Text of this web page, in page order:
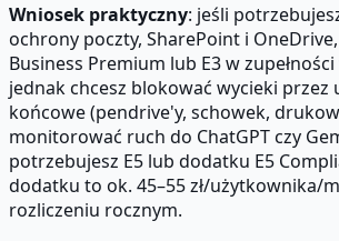
Wniosek praktyczny: jeśli
ochrony poczty, SharePoint i
Business Premium lub E3 w zupełności
jednak chcesz blokować wycieki przez
końcowe (pendrive'y, schowek,
monitorować ruch do ChatGPT czy
potrzebujesz E5 lub dodatku E5
dodatku to ok. 45–55 zł/użytkownika/
rozliczeniu rocznym.